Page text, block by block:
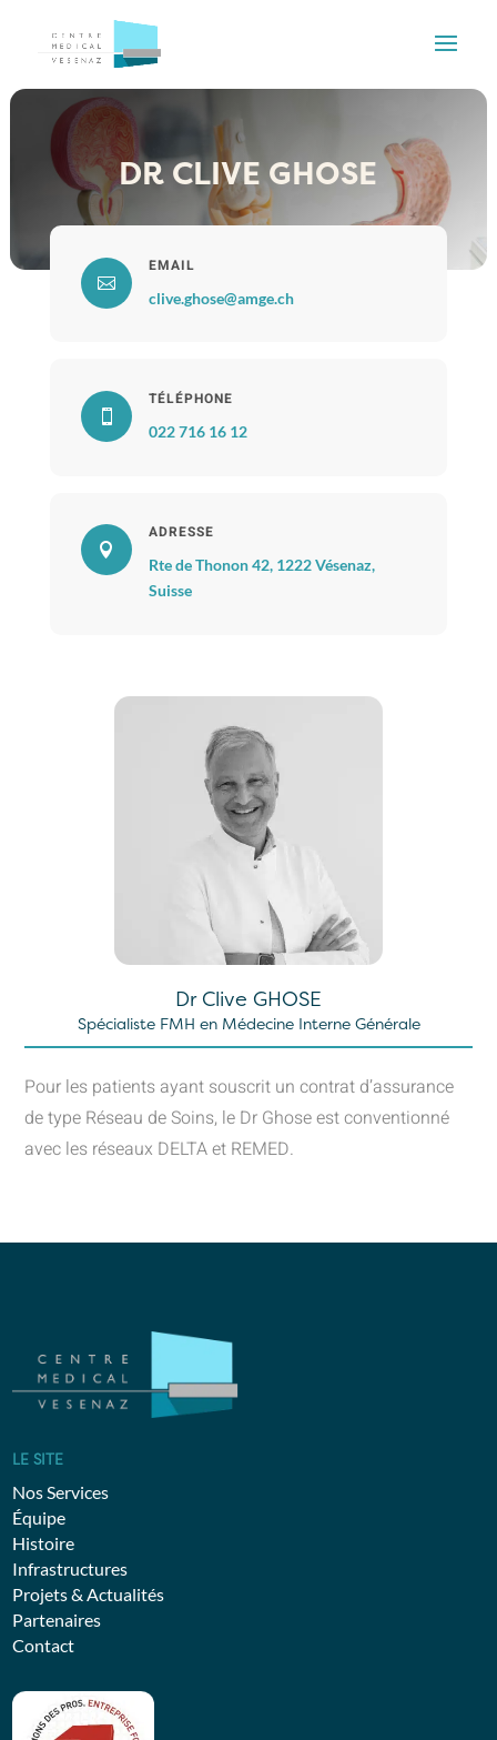
DR CLIVE GHOSE

EMAIL
clive.ghose@amge.ch

TÉLÉPHONE
022 716 16 12

ADRESSE
Rte de Thonon 42, 1222 Vésenaz,
Suisse
Dr Clive GHOSE
Spécialiste FMH en Médecine Interne Générale
Pour les patients ayant souscrit un contrat d’assurance
de type Réseau de Soins, le Dr Ghose est conventionné
avec les réseaux DELTA et REMED.
LE SITE
Nos Services
Équipe
Histoire
Infrastructures
Projets & Actualités
Partenaires
Contact